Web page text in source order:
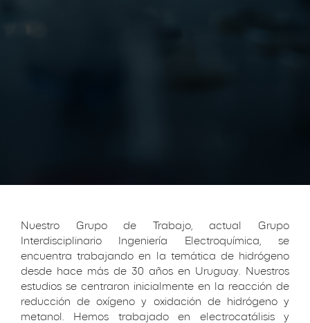
Nuestro Grupo de Trabajo, actual Grupo
Interdisciplinario Ingeniería Electroquímica, se
encuentra trabajando en la temática de hidrógeno
desde hace más de 30 años en Uruguay. Nuestros
estudios se centraron inicialmente en la reacción de
reducción de oxígeno y oxidación de hidrógeno y
metanol. Hemos trabajado en electrocatálisis y